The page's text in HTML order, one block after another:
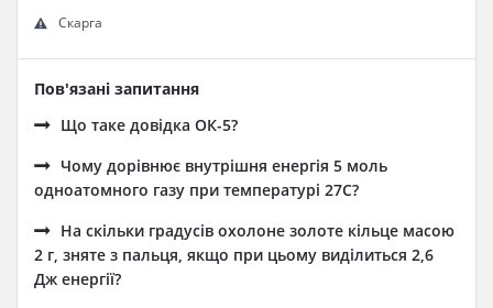
Скарга
Пов'язані запитання
Що таке довідка ОК-5?
Чому дорівнює внутрішня енергія 5 моль
одноатомного газу при температурі 27C?
На скільки градусів охолоне золоте кільце масою
2 г, зняте з пальця, якщо при цьому виділиться 2,6
Дж енергії?